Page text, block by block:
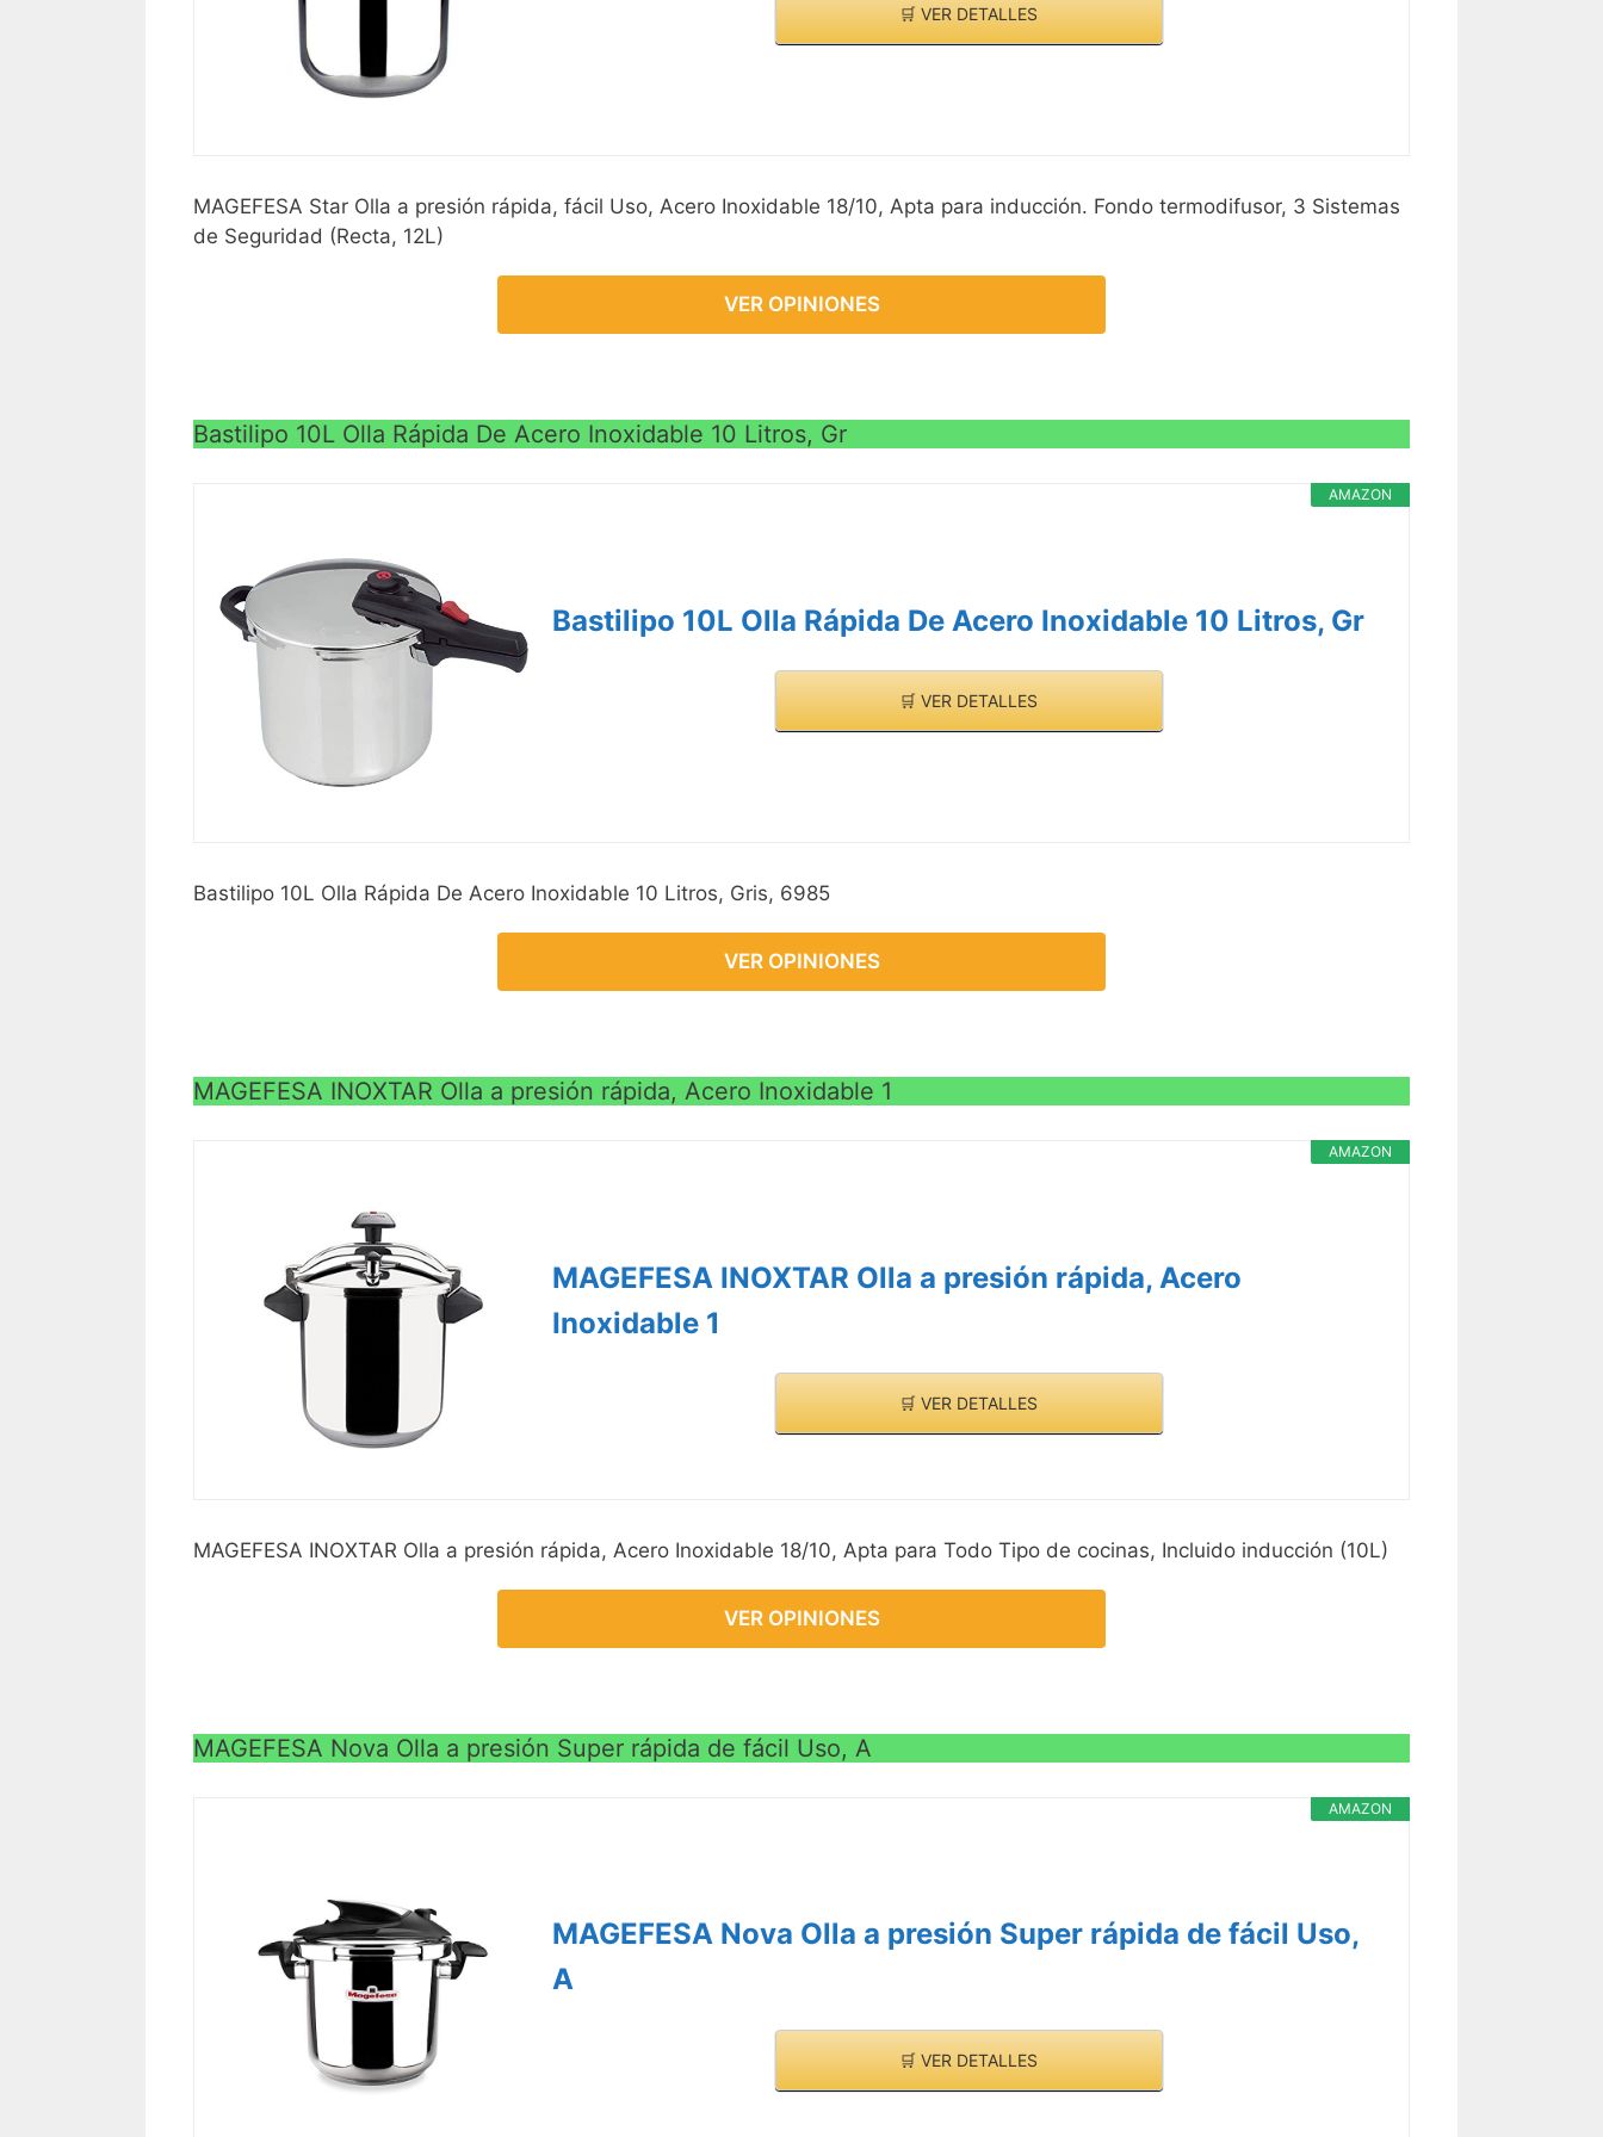
🛒 VER DETALLES
MAGEFESA Star Olla a presión rápida, fácil Uso, Acero Inoxidable 18/10, Apta para inducción. Fondo termodifusor, 3 Sistemas
de Seguridad (Recta, 12L)
VER OPINIONES
Bastilipo 10L Olla Rápida De Acero Inoxidable 10 Litros, Gr
AMAZON
Bastilipo 10L Olla Rápida De Acero Inoxidable 10 Litros, Gr
🛒 VER DETALLES
Bastilipo 10L Olla Rápida De Acero Inoxidable 10 Litros, Gris, 6985
VER OPINIONES
MAGEFESA INOXTAR Olla a presión rápida, Acero Inoxidable 1
AMAZON
MAGEFESA INOXTAR Olla a presión rápida, Acero
Inoxidable 1
🛒 VER DETALLES
MAGEFESA INOXTAR Olla a presión rápida, Acero Inoxidable 18/10, Apta para Todo Tipo de cocinas, Incluido inducción (10L)
VER OPINIONES
MAGEFESA Nova Olla a presión Super rápida de fácil Uso, A
AMAZON
MAGEFESA Nova Olla a presión Super rápida de fácil Uso,
A
🛒 VER DETALLES